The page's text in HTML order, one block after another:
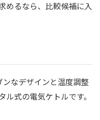
めるなら、比較候補に入
なデザインと温度調整
式の電気ケトルです。